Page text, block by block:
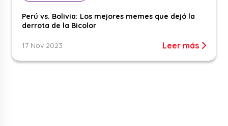
Perú vs. Bolivia: Los mejores memes que dejó la
derrota de la Bicolor
17 Nov 2023 Leer más